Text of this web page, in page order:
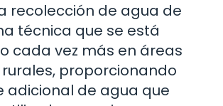
recolección de agua de
técnica que se está
cada vez más en áreas
proporcionando
adicional de agua que